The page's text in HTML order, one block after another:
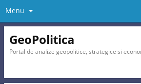
Menu
GeoPolitica
Portal de analize geopolitice, strategice si